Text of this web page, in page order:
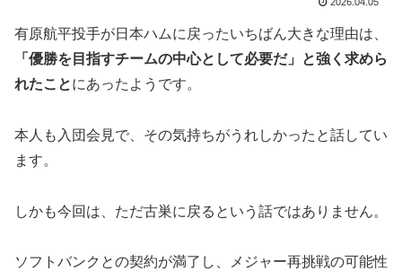
有原航平投手が日本ハムに戻ったいちばん大きな理由は、
「優勝を目指すチームの中心として必要だ」と強く求めら
れたことにあったようです。
本人も入団会見で、その気持ちがうれしかったと話してい
ます。
しかも今回は、ただ古巣に戻るという話ではありません。
ソフトバンクとの契約が満了し、メジャー再挑戦の可能性